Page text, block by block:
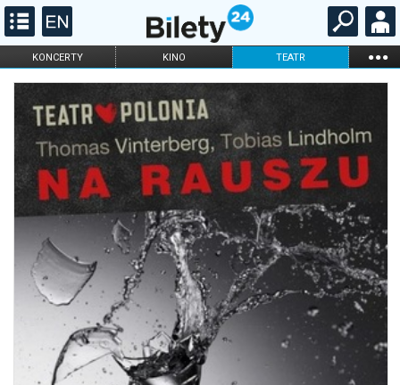
KONCERTY KINO TEATR ...
FILHARMONIA OPERA I BALET
DLA DZIECI
ONLINE